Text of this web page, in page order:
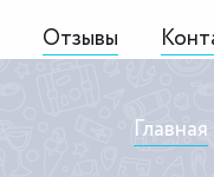
Отзывы
Главная